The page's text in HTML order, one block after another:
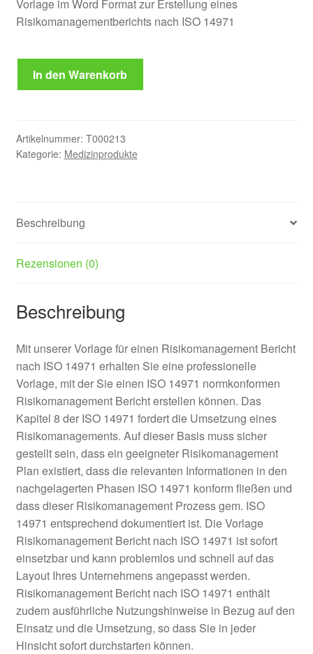
Vorlage im Word Format zur Erstellung eines
Risikomanagementberichts nach ISO 14971
Bericht
Menge
In den Warenkorb
Artikelnummer: T000213
Kategorie: Medizinprodukte
Beschreibung
Rezensionen (0)
Beschreibung
Mit unserer Vorlage für einen Risikomanagement Bericht
nach ISO 14971 erhalten Sie eine professionelle
Vorlage, mit der Sie einen ISO 14971 normkonformen
Risikomanagement Bericht erstellen können. Das
Kapitel 8 der ISO 14971 fordert die Umsetzung eines
Risikomanagements. Auf dieser Basis muss sicher
gestellt sein, dass ein geeigneter Risikomanagement
Plan existiert, dass die relevanten Informationen in den
nachgelagerten Phasen ISO 14971 konform fließen und
dass dieser Risikomanagement Prozess gem. ISO
14971 entsprechend dokumentiert ist. Die Vorlage
Risikomanagement Bericht nach ISO 14971 ist sofort
einsetzbar und kann problemlos und schnell auf das
Layout Ihres Unternehmens angepasst werden.
Risikomanagement Bericht nach ISO 14971 enthält
zudem ausführliche Nutzungshinweise in Bezug auf den
Einsatz und die Umsetzung, so dass Sie in jeder
Hinsicht sofort durchstarten können.